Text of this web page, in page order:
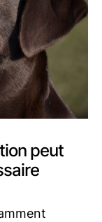
peut